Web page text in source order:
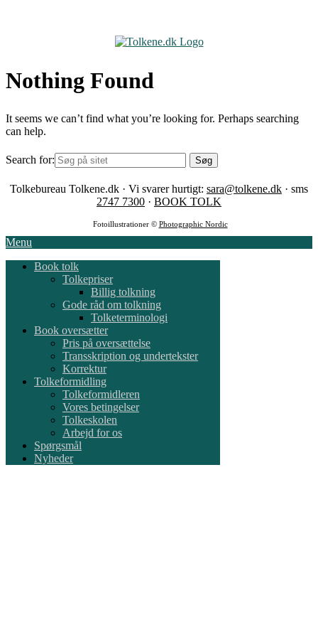
Nothing Found
It seems we can’t find what you’re looking for. Perhaps searching
can help.
Search for:
Tolkebureau Tolkene.dk · Vi svarer hurtigt: sara@tolkene.dk · sms
2747 7300 · BOOK TOLK
Fotoillustrationer © Photographic Nordic
Menu
Book tolk
Tolkepriser
Billig tolkning
Gode råd om tolkning
Tolketerminologi
Book oversætter
Pris på oversættelse
Transskription og undertekster
Korrektur
Tolkeformidling
Tolkeformidleren
Vores betingelser
Tolkeskolen
Arbejd for os
Spørgsmål
Nyheder